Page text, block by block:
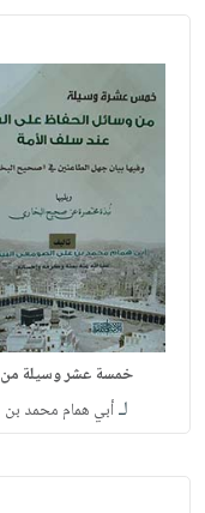
خمسة عشر وسيلة من
لـأبي همام محمد بن